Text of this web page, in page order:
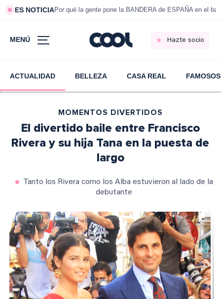
ES NOTICIAPor qué la gente pone la BANDERA de ESPAÑA en el
MENÚ Hazte socio
ACTUALIDAD BELLEZA CASA REAL FAMOSOS
MOMENTOS DIVERTIDOS
El divertido baile entre Francisco
Rivera y su hija Tana en la puesta de
largo
Tanto los Rivera como los Alba estuvieron al lado de la
debutante